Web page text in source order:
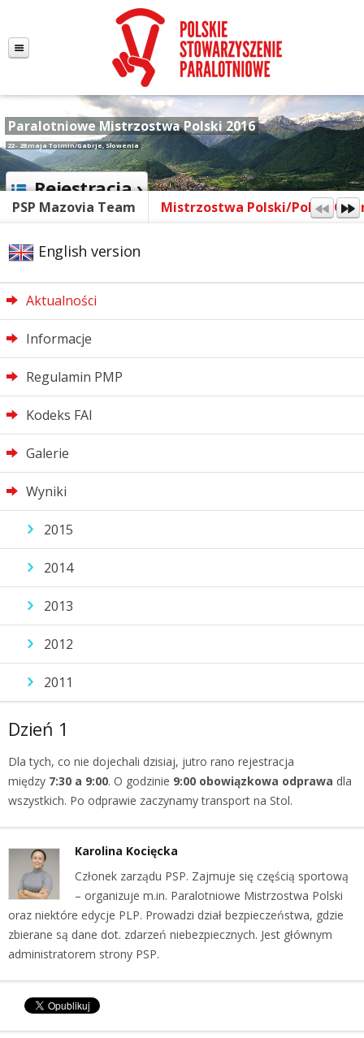
Paralotniowe Mistrzostwa Polski 2016
22 - 28 maja Tolmin/Gabrje, Słowenia
Rejestracja ›
PSP Mazovia Team Mistrzostwa Polski/Polish
English version
Aktualności
Informacje
Regulamin PMP
Kodeks FAI
Galerie
Wyniki
2015
2014
2013
2012
2011
Dzień 1
Dla tych, co nie dojechali dzisiaj, jutro rano rejestracja
między 7:30 a 9:00. O godzinie 9:00 obowiązkowa odprawa dla
wszystkich. Po odprawie zaczynamy transport na Stol.
Karolina Kocięcka
Członek zarządu PSP. Zajmuje się częścią sportową
– organizuje m.in. Paralotniowe Mistrzostwa Polski
oraz niektóre edycje PLP. Prowadzi dział bezpieczeństwa, gdzie
zbierane są dane dot. zdarzeń niebezpiecznych. Jest głównym
administratorem strony PSP.